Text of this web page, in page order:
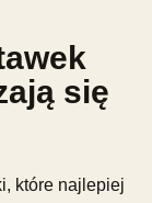
się
które najlepiej